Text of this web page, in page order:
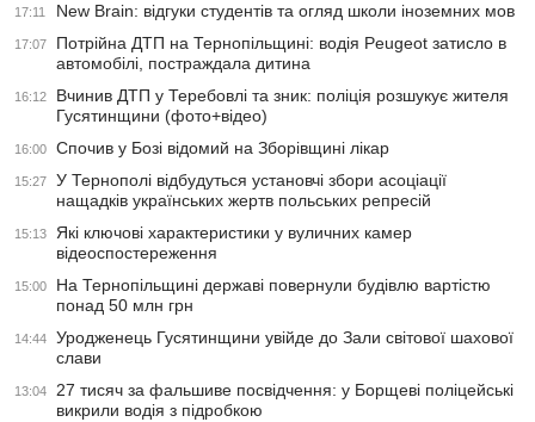
17:11 New Brain: відгуки студентів та огляд школи іноземних мов
17:07
Потрійна ДТП на Тернопільщині: водія Peugeot затисло в
автомобілі, постраждала дитина
16:12
Вчинив ДТП у Теребовлі та зник: поліція розшукує жителя
Гусятинщини (фото+відео)
16:00 Спочив у Бозі відомий на Зборівщині лікар
15:27
У Тернополі відбудуться установчі збори асоціації
нащадків українських жертв польських репресій
15:13
Які ключові характеристики у вуличних камер
відеоспостереження
15:00
На Тернопільщині державі повернули будівлю вартістю
понад 50 млн грн
14:44
Уродженець Гусятинщини увійде до Зали світової шахової
слави
13:04
27 тисяч за фальшиве посвідчення: у Борщеві поліцейські
викрили водія з підробкою